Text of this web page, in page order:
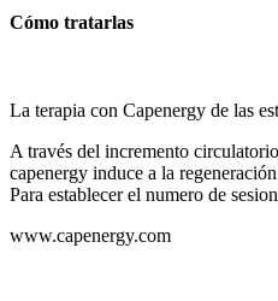
Cómo tratarlas
La terapia con Capenergy de las
A través del incremento
capenergy induce a la
Para establecer el numero de
www.capenergy.com